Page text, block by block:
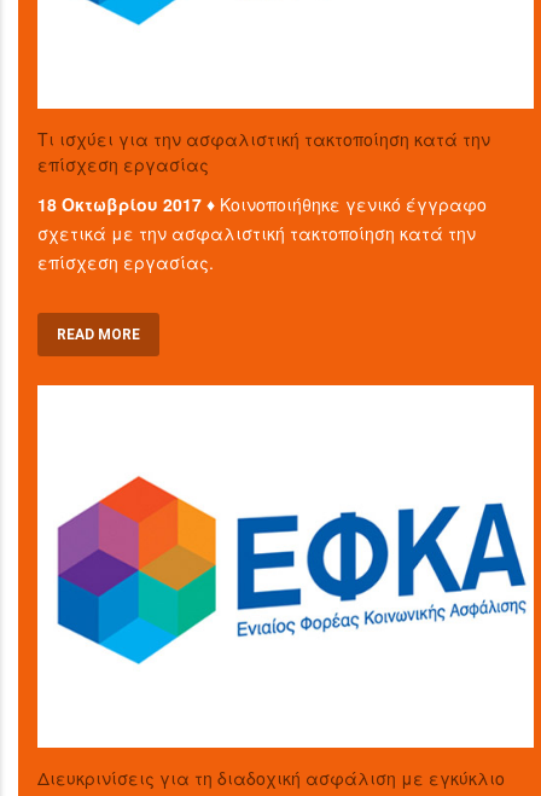
Τι ισχύει για την ασφαλιστική τακτοποίηση κατά την
επίσχεση εργασίας
18 Οκτωβρίου 2017 ♦ Κοινοποιήθηκε γενικό έγγραφο
σχετικά με την ασφαλιστική τακτοποίηση κατά την
επίσχεση εργασίας.
READ MORE
Διευκρινίσεις για τη διαδοχική ασφάλιση με εγκύκλιο